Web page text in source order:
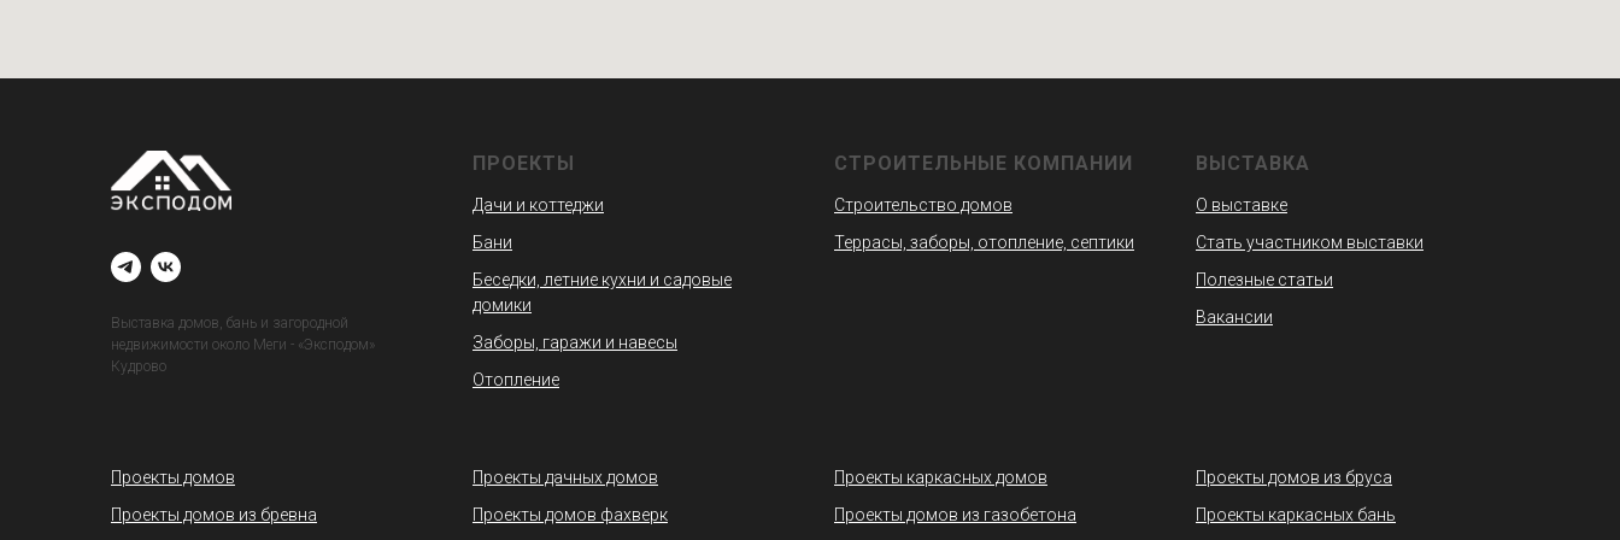
Выставка домов, бань и загородной
недвижимости около Меги - «Эксподом»
Кудрово
ПРОЕКТЫ
Дачи и коттеджи
Бани
Беседки, летние кухни и садовые
домики
Заборы, гаражи и навесы
Отопление
СТРОИТЕЛЬНЫЕ КОМПАНИИ
Строительство домов
Террасы, заборы, отопление, септики
ВЫСТАВКА
О выставке
Стать участником выставки
Полезные статьи
Вакансии
Проекты домов
Проекты домов из бревна
Проекты дачных домов
Проекты домов фахверк
Проекты каркасных домов
Проекты домов из газобетона
Проекты домов из бруса
Проекты каркасных бань